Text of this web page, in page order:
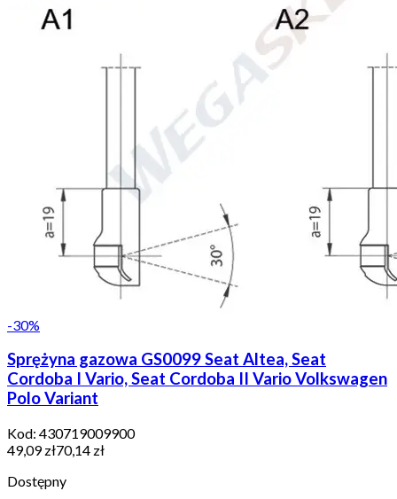
-30%
Sprężyna gazowa GS0099 Seat Altea, Seat
Cordoba I Vario, Seat Cordoba II Vario Volkswagen
Polo Variant
Kod: 430719009900
49,09 zł70,14 zł
Dostępny